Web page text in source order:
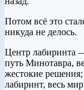
Потом всё это
никуда не делось.
Центр лабиринта
путь Минотавра,
жестокие
лабиринт, весь